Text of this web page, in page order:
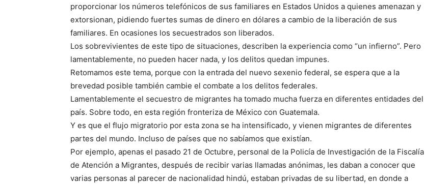
proporcionar los números telefónicos de sus familiares en Estados Unidos a quienes amenazan y
extorsionan, pidiendo fuertes sumas de dinero en dólares a cambio de la liberación de sus
familiares. En ocasiones los secuestrados son liberados.
Los sobrevivientes de este tipo de situaciones, describen la experiencia como “un infierno”. Pero
lamentablemente, no pueden hacer nada, y los delitos quedan impunes.
Retomamos este tema, porque con la entrada del nuevo sexenio federal, se espera que a la
brevedad posible también cambie el combate a los delitos federales.
Lamentablemente el secuestro de migrantes ha tomado mucha fuerza en diferentes entidades del
país. Sobre todo, en esta región fronteriza de México con Guatemala.
Y es que el flujo migratorio por esta zona se ha intensificado, y vienen migrantes de diferentes
partes del mundo. Incluso de países que no sabíamos que existían.
Por ejemplo, apenas el pasado 21 de Octubre, personal de la Policía de Investigación de la Fiscalía
de Atención a Migrantes, después de recibir varias llamadas anónimas, les daban a conocer que
varias personas al parecer de nacionalidad hindú, estaban privadas de su libertad, en donde a